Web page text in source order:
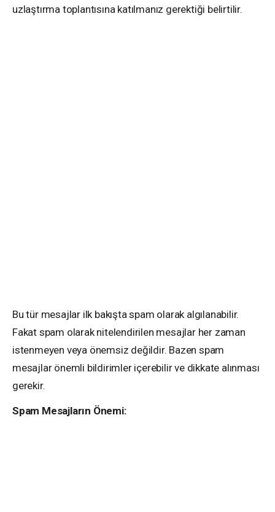
uzlaştırma toplantısına katılmanız gerektiği belirtilir.
Bu tür mesajlar ilk bakışta spam olarak algılanabilir.
Fakat spam olarak nitelendirilen mesajlar her zaman
istenmeyen veya önemsiz değildir. Bazen spam
mesajlar önemli bildirimler içerebilir ve dikkate alınması
gerekir.
Spam Mesajların Önemi: